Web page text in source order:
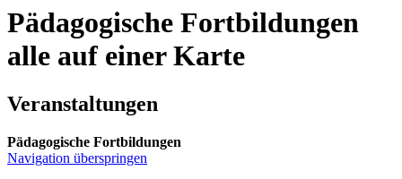
Pädagogische Fortbildungen
alle auf einer Karte
Veranstaltungen
Pädagogische Fortbildungen
Navigation überspringen